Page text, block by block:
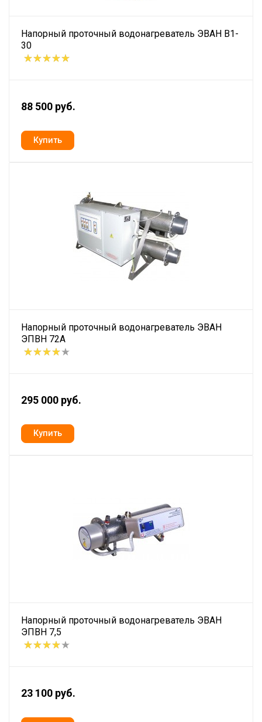
Напорный проточный водонагреватель ЭВАН В1-
30
88 500 руб.
Напорный проточный водонагреватель ЭВАН
ЭПВН 72А
295 000 руб.
Напорный проточный водонагреватель ЭВАН
ЭПВН 7,5
23 100 руб.